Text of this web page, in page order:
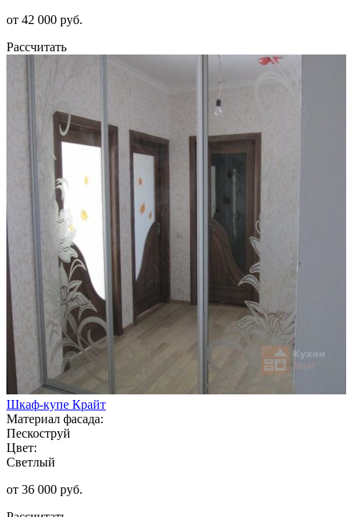
от 42 000 руб.
Рассчитать
Шкаф-купе Крайт
Материал фасада:
Пескоструй
Цвет:
Светлый
от 36 000 руб.